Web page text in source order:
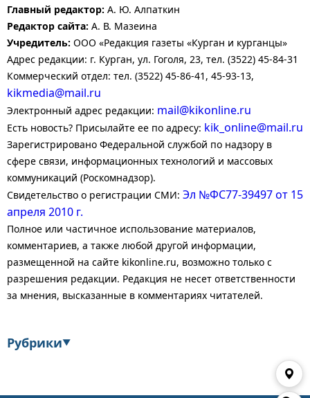
Главный редактор: А. Ю. Алпаткин
Редактор сайта: А. В. Мазеина
Учредитель: ООО «Редакция газеты «Курган и курганцы»
Адрес редакции: г. Курган, ул. Гоголя, 23, тел. (3522) 45-84-31
Коммерческий отдел: тел. (3522) 45-86-41, 45-93-13,
kikmedia@mail.ru
Электронный адрес редакции: mail@kikonline.ru
Есть новость? Присылайте ее по адресу: kik_online@mail.ru
Зарегистрировано Федеральной службой по надзору в
сфере связи, информационных технологий и массовых
коммуникаций (Роскомнадзор).
Свидетельство о регистрации СМИ: Эл №ФС77-39497 от 15
апреля 2010 г.
Полное или частичное использование материалов,
комментариев, а также любой другой информации,
размещенной на сайте kikonline.ru, возможно только с
разрешения редакции. Редакция не несет ответственности
за мнения, высказанные в комментариях читателей.
Рубрики▼